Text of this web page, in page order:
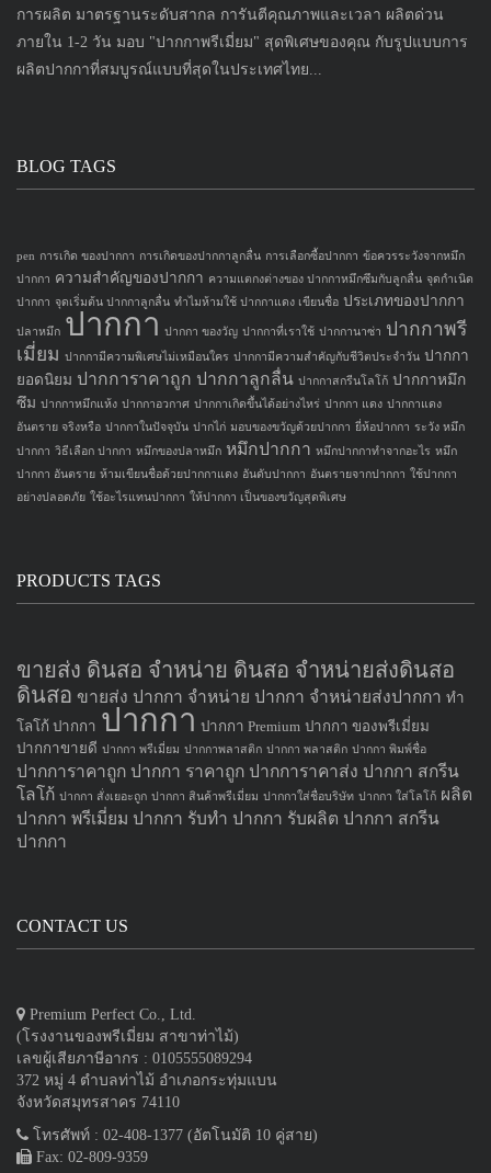
การผลิต มาตรฐานระดับสากล การันตีคุณภาพและเวลา ผลิตด่วน
ภายใน 1-2 วัน มอบ "ปากกาพรีเมี่ยม" สุดพิเศษของคุณ กับรูปแบบการ
ผลิตปากกาที่สมบูรณ์แบบที่สุดในประเทศไทย...
BLOG TAGS
pen การเกิด ของปากกา การเกิดของปากกาลูกลื่น การเลือกซื้อปากกา ข้อควรระวังจากหมึก
ปากกา ความสำคัญของปากกา ความแตกงต่างของ ปากกาหมึกซึมกับลูกลื่น จุดกำเนิด
ปากกา จุดเริ่มต้น ปากกาลูกลื่น ทำไมห้ามใช้ ปากกาแดง เขียนชื่อ ประเภทของปากกา
ปลาหมึก ปากกา ปากกา ของวัญ ปากกาที่เราใช้ ปากกานาซ่า ปากกาพรี
เมี่ยม ปากกามีความพิเศษไม่เหมือนใคร ปากกามีความสำคัญกับชีวิตประจำวัน ปากกา
ยอดนิยม ปากการาคาถูก ปากกาลูกลื่น ปากกาสกรีนโลโก้ ปากกาหมึก
ซึม ปากกาหมึกแห้ง ปากกาอวกาศ ปากกาเกิดขึ้นได้อย่างไหร่ ปากกา แดง ปากกาแดง
อันตราย จริงหรือ ปากกาในปัจจุบัน ปากไก่ มอบของขวัญด้วยปากกา ยี่ห้อปากกา ระวัง หมึก
ปากกา วิธีเลือก ปากกา หมึกของปลาหมึก หมึกปากกา หมึกปากกาทำจากอะไร หมึก
ปากกา อันตราย ห้ามเขียนชื่อด้วยปากกาแดง อันดับปากกา อันตรายจากปากกา ใช้ปากกา
อย่างปลอดภัย ใช้อะไรแทนปากกา ให้ปากกา เป็นของขวัญสุดพิเศษ
PRODUCTS TAGS
ขายส่ง ดินสอ จำหน่าย ดินสอ จำหน่ายส่งดินสอ
ดินสอ ขายส่ง ปากกา จำหน่าย ปากกา จำหน่ายส่งปากกา ทำ
โลโก้ ปากกา ปากกา ปากกา Premium ปากกา ของพรีเมี่ยม
ปากกาขายดี ปากกา พรีเมี่ยม ปากกาพลาสติก ปากกา พลาสติก ปากกา พิมพ์ชื่อ
ปากการาคาถูก ปากกา ราคาถูก ปากการาคาส่ง ปากกา สกรีน
โลโก้ ปากกา สั่งเยอะถูก ปากกา สินค้าพรีเมี่ยม ปากกาใส่ชื่อบริษัท ปากกา ใส่โลโก้ ผลิต
ปากกา พรีเมี่ยม ปากกา รับทำ ปากกา รับผลิต ปากกา สกรีน
ปากกา
CONTACT US
Premium Perfect Co., Ltd.
(โรงงานของพรีเมี่ยม สาขาท่าไม้)
เลขผู้เสียภาษีอากร : 0105555089294
372 หมู่ 4 ตำบลท่าไม้ อำเภอกระทุ่มแบน
จังหวัดสมุทรสาคร 74110
โทรศัพท์ : 02-408-1377 (อัตโนมัติ 10 คู่สาย)
Fax: 02-809-9359